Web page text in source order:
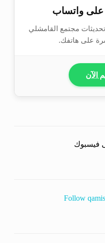
على واتساب
وتحديثات مجتمع القامشلي
على هاتفك.
الآن